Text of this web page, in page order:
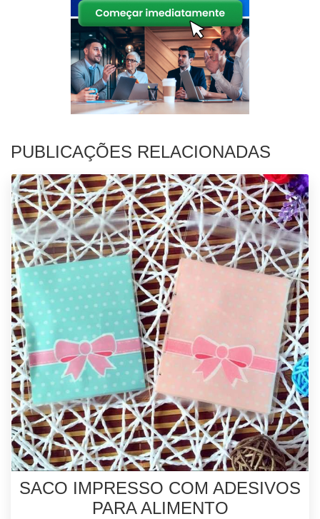
PUBLICAÇÕES RELACIONADAS
SACO IMPRESSO COM ADESIVOS
PARA ALIMENTO